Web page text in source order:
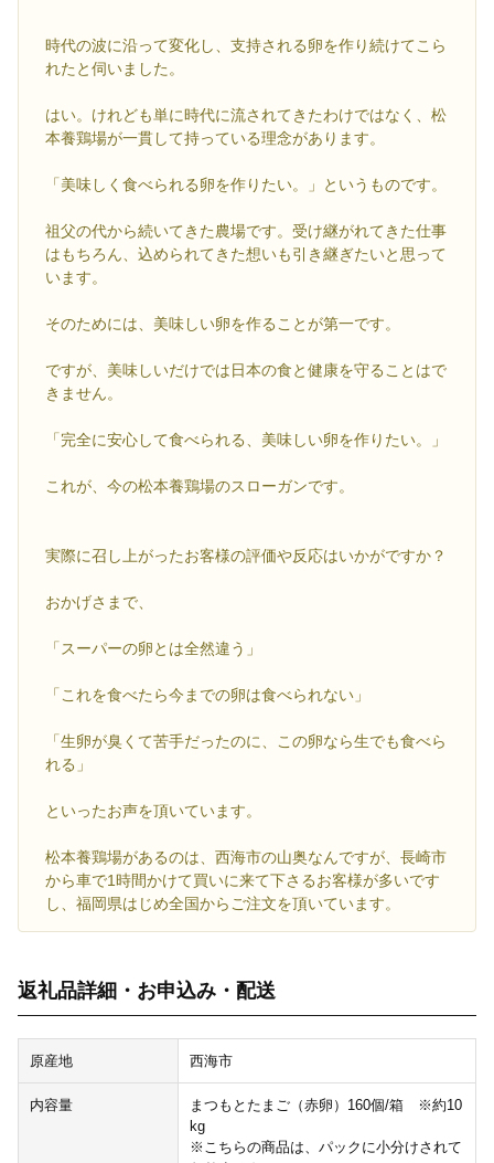
時代の波に沿って変化し、支持される卵を作り続けてこら
れたと伺いました。
はい。けれども単に時代に流されてきたわけではなく、松
本養鶏場が一貫して持っている理念があります。
「美味しく食べられる卵を作りたい。」というものです。
祖父の代から続いてきた農場です。受け継がれてきた仕事
はもちろん、込められてきた想いも引き継ぎたいと思って
います。
そのためには、美味しい卵を作ることが第一です。
ですが、美味しいだけでは日本の食と健康を守ることはで
きません。
「完全に安心して食べられる、美味しい卵を作りたい。」
これが、今の松本養鶏場のスローガンです。
実際に召し上がったお客様の評価や反応はいかがですか？
おかげさまで、
「スーパーの卵とは全然違う」
「これを食べたら今までの卵は食べられない」
「生卵が臭くて苦手だったのに、この卵なら生でも食べら
れる」
といったお声を頂いています。
松本養鶏場があるのは、西海市の山奥なんですが、長崎市
から車で1時間かけて買いに来て下さるお客様が多いです
し、福岡県はじめ全国からご注文を頂いています。
返礼品詳細・お申込み・配送
原産地 西海市
内容量
まつもとたまご（赤卵）160個/箱 ※約10
kg
※こちらの商品は、パックに小分けされて